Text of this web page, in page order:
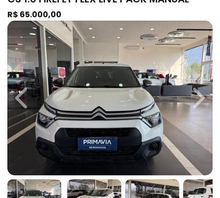
R$ 65.000,00
Previous Next